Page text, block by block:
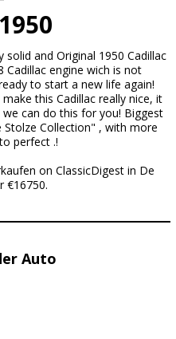
solid and Original 1950 Cadillac
Cadillac engine wich is not
to start a new life again!
this Cadillac really nice, it
can do this for you! Biggest
Stolze Collection" , with more
perfect .!
on ClassicDigest in De
€16750.
Auto